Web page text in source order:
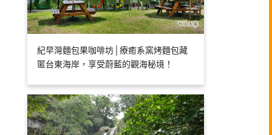
紀早灣麵包果咖啡坊│療癒系窯烤麵包藏
匿台東海岸，享受蔚藍的觀海秘境！